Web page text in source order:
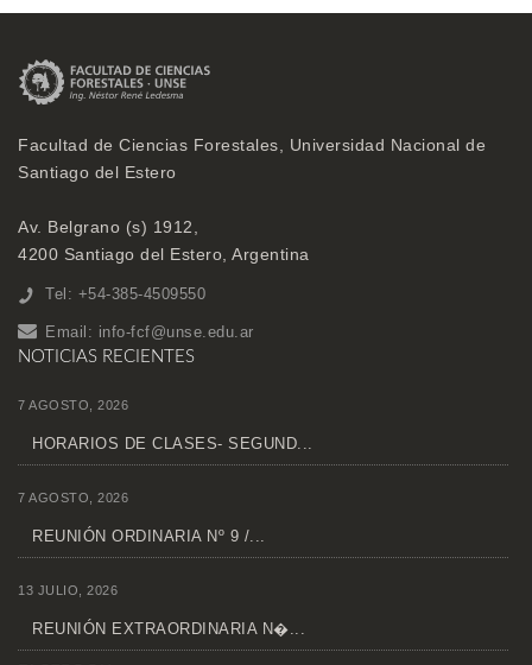
Facultad de Ciencias Forestales, Universidad Nacional de
Santiago del Estero
Av. Belgrano (s) 1912,
4200 Santiago del Estero, Argentina
Tel: +54-385-4509550
Email: info-fcf@unse.edu.ar
NOTICIAS RECIENTES
7 AGOSTO, 2026
HORARIOS DE CLASES- SEGUND...
7 AGOSTO, 2026
REUNIÓN ORDINARIA Nº 9 /...
13 JULIO, 2026
REUNIÓN EXTRAORDINARIA N�...